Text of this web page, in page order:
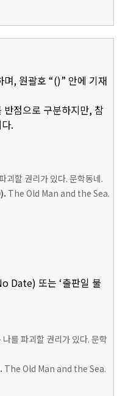
, 원괄호 “()” 안에 기재
점으로 구분하지만, 참
.
괴할 권리가 있다. 문학동네.
The Old Man and the Sea.
Date) 또는 ‘출판일 불
나를 파괴할 권리가 있다. 문학
The Old Man and the Sea.